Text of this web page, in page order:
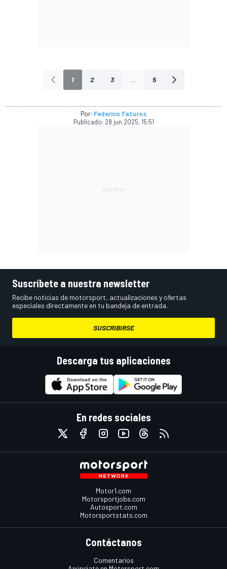
1 2 3 ... 5
Por: Federico Faturos
Publicado: 28 jun 2025, 15:51
Suscríbete a nuestra newsletter
Recibe noticias de motorsport, actualizaciones y ofertas
especiales directamente en tu bandeja de entrada.
SUSCRIBIRSE
Descarga tus aplicaciones
En redes sociales
Motor1.com
Motorsportjobs.com
Autosport.com
Motorsportstats.com
Contáctanos
Comentarios